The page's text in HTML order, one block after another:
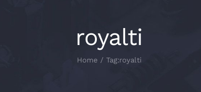
royalti
Home Tag:royalti